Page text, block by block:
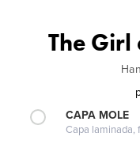
The
CAPA MOLE
Capa laminada,